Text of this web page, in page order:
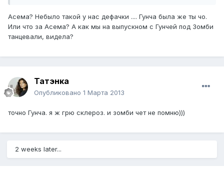
Асема? Небыло такой у нас дефачки .... Гунча была же ты чо.
Или что за Асема? А как мы на выпускном с Гунчей под Зомби
танцевали, видела?
Татэнка
Опубликовано 1 Марта 2013
точно Гунча. я ж грю склероз. и зомби чет не помню)))
2 weeks later...